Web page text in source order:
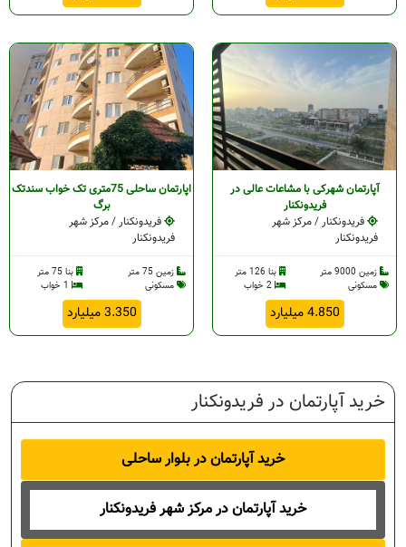
آپارتمان شهرکی با مشاعات عالی در
فریدونکنار
فریدونکنار / مرکز شهر
فریدونکنار
زمین 9000 متر
بنا 126 متر
مسکونی
4.850 میلیارد
اپارتمان ساحلی 75متری تک خواب سندتک
برگ
فریدونکنار / مرکز شهر
فریدونکنار
زمین 75 متر
بنا 75 متر
مسکونی
3.350 میلیارد
خرید آپارتمان در فریدونکنار
خرید آپارتمان در بلوار ساحلی
خرید آپارتمان در مرکز شهر فریدونکنار